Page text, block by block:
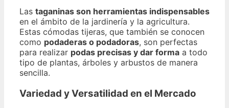
Las taganinas son herramientas indispensables
en el ámbito de la jardinería y la agricultura.
Estas cómodas tijeras, que también se conocen
como podaderas o podadoras, son perfectas
para realizar podas precisas y dar forma a todo
tipo de plantas, árboles y arbustos de manera
sencilla.
Variedad y Versatilidad en el Mercado